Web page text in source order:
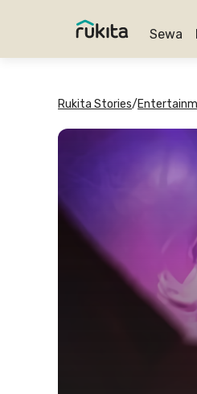
Sewa
Rukita Stories/